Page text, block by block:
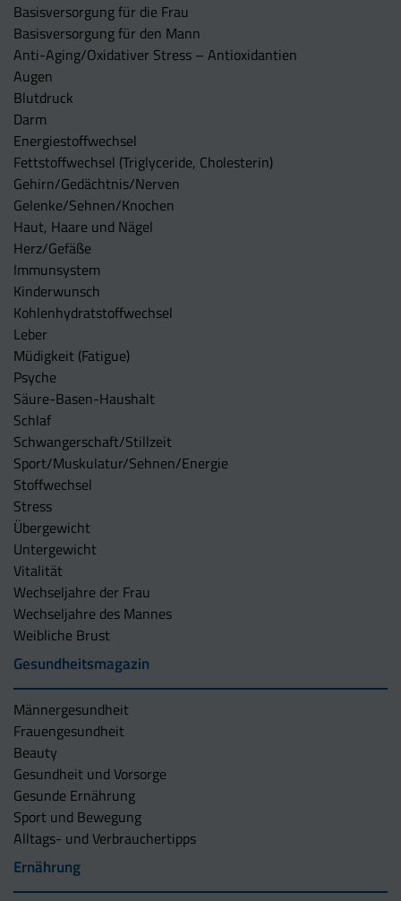
Basisversorgung für die Frau
Basisversorgung für den Mann
Anti-Aging/Oxidativer Stress – Antioxidantien
Augen
Blutdruck
Darm
Energiestoffwechsel
Fettstoffwechsel (Triglyceride, Cholesterin)
Gehirn/Gedächtnis/Nerven
Gelenke/Sehnen/Knochen
Haut, Haare und Nägel
Herz/Gefäße
Immunsystem
Kinderwunsch
Kohlenhydratstoffwechsel
Leber
Müdigkeit (Fatigue)
Psyche
Säure-Basen-Haushalt
Schlaf
Schwangerschaft/Stillzeit
Sport/Muskulatur/Sehnen/Energie
Stoffwechsel
Stress
Übergewicht
Untergewicht
Vitalität
Wechseljahre der Frau
Wechseljahre des Mannes
Weibliche Brust
Gesundheitsmagazin
Männergesundheit
Frauengesundheit
Beauty
Gesundheit und Vorsorge
Gesunde Ernährung
Sport und Bewegung
Alltags- und Verbrauchertipps
Ernährung